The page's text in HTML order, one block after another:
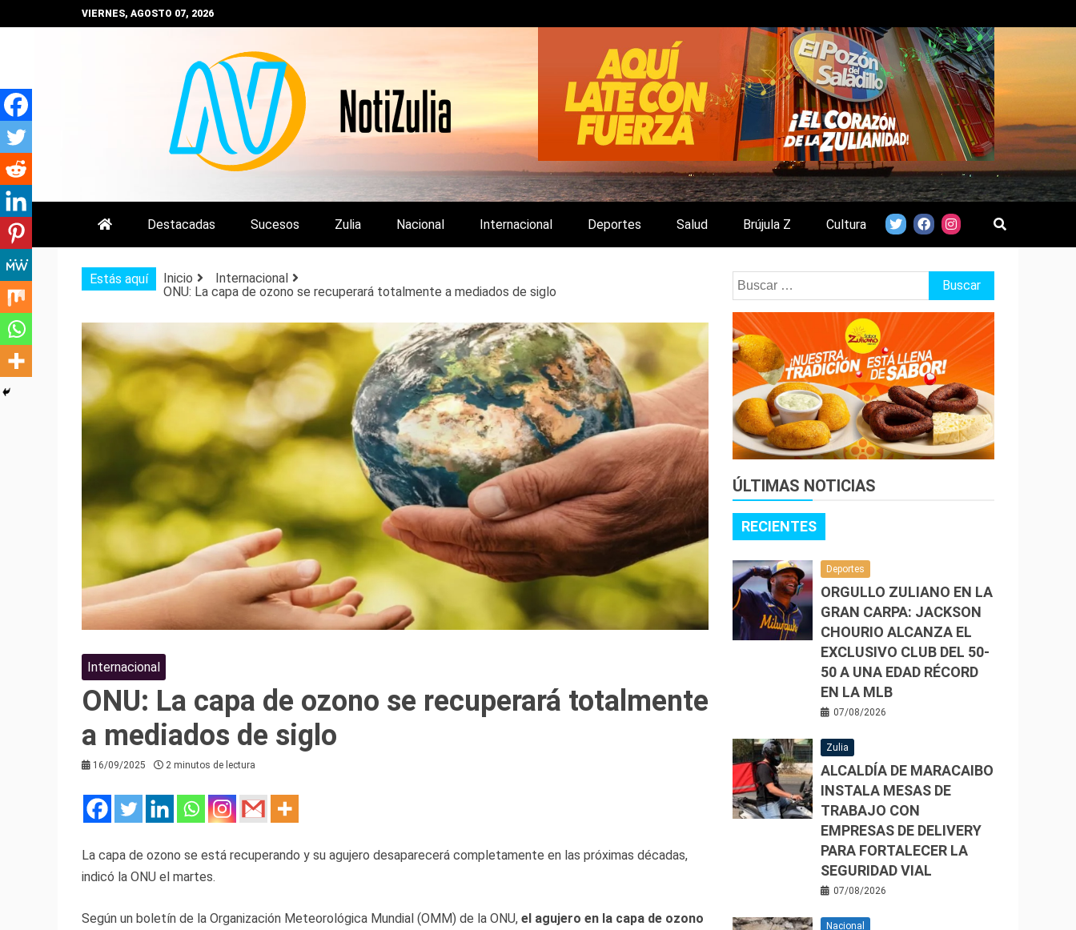
al
VIERNES, AGOSTO 07, 2026
NOTIZULIA
NOTICIAS DEL ZULIA, VENEZUELA Y DE INTERÉS GENERAL.
Destacadas Sucesos Zulia Nacional Internacional Deportes Salud Brújula Z Cultura
Estás aquí Inicio
Internacional
ONU: La capa de ozono se recuperará totalmente a mediados de siglo
Internacional
ONU: La capa de ozono se recuperará totalmente
a mediados de siglo
16/09/2025 2 minutos de lectura
La capa de ozono se está recuperando y su agujero desaparecerá completamente en las próximas décadas,
indicó la ONU el martes.
Según un boletín de la Organización Meteorológica Mundial (OMM) de la ONU, el agujero en la capa de ozono
Buscar:
ÚLTIMAS NOTICIAS
RECIENTES
Deportes
ORGULLO ZULIANO EN LA
GRAN CARPA: JACKSON
CHOURIO ALCANZA EL
EXCLUSIVO CLUB DEL 50-
50 A UNA EDAD RÉCORD
EN LA MLB
07/08/2026
Zulia
ALCALDÍA DE MARACAIBO
INSTALA MESAS DE
TRABAJO CON
EMPRESAS DE DELIVERY
PARA FORTALECER LA
SEGURIDAD VIAL
07/08/2026
Nacional